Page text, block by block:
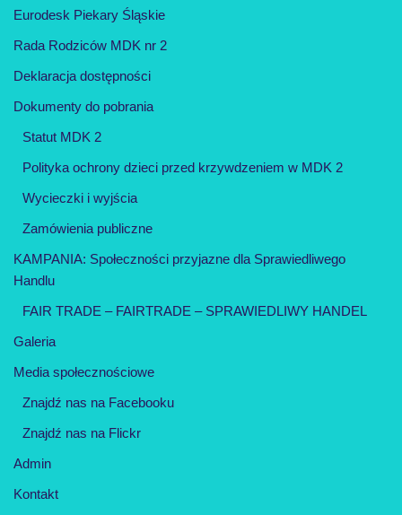
Eurodesk Piekary Śląskie
Rada Rodziców MDK nr 2
Deklaracja dostępności
Dokumenty do pobrania
Statut MDK 2
Polityka ochrony dzieci przed krzywdzeniem w MDK 2
Wycieczki i wyjścia
Zamówienia publiczne
KAMPANIA: Społeczności przyjazne dla Sprawiedliwego
Handlu
FAIR TRADE – FAIRTRADE – SPRAWIEDLIWY HANDEL
Galeria
Media społecznościowe
Znajdź nas na Facebooku
Znajdź nas na Flickr
Admin
Kontakt